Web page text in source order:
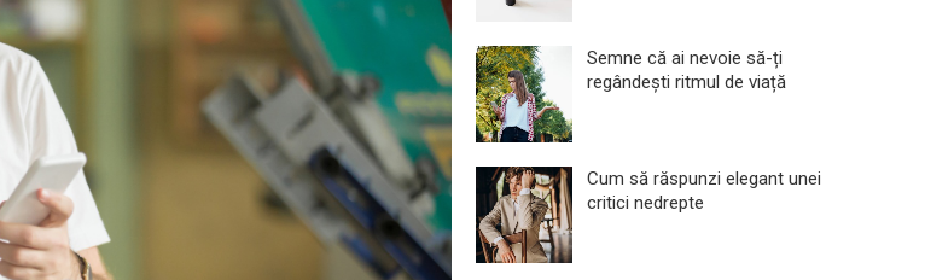
Semne că ai nevoie să-ți
regândești ritmul de viață
Cum să răspunzi elegant unei
critici nedrepte